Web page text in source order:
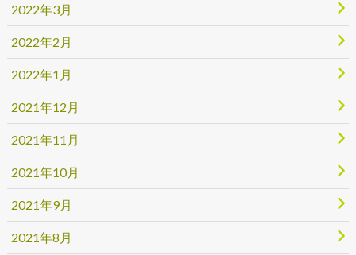
2022年3月
2022年2月
2022年1月
2021年12月
2021年11月
2021年10月
2021年9月
2021年8月